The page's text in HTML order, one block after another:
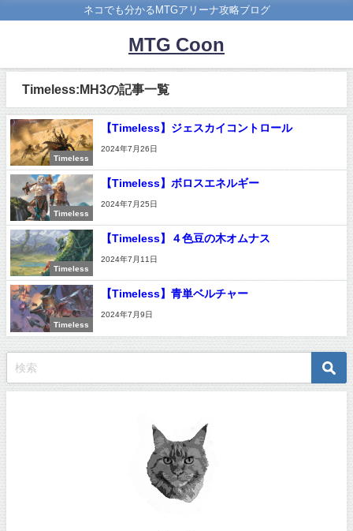
ネコでも分かるMTGアリーナ攻略ブログ
MTG Coon
Timeless:MH3の記事一覧
Timeless
【Timeless】ジェスカイコントロール
2024年7月26日
Timeless
【Timeless】ボロスエネルギー
2024年7月25日
Timeless
【Timeless】４色豆の木オムナス
2024年7月11日
Timeless
【Timeless】青単ベルチャー
2024年7月9日